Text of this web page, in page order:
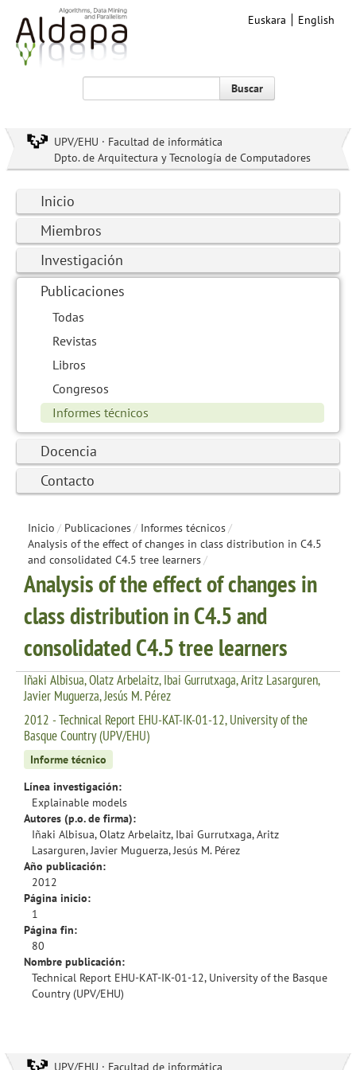
Euskara English
Buscar
UPV/EHU · Facultad de informática
Dpto. de Arquitectura y Tecnología de Computadores
Inicio
Miembros
Investigación
Publicaciones
Todas
Revistas
Libros
Congresos
Informes técnicos
Docencia
Contacto
Inicio / Publicaciones/ Informes técnicos/
Analysis of the effect of changes in class distribution in C4.5
and consolidated C4.5 tree learners/
Analysis of the effect of changes in
class distribution in C4.5 and
consolidated C4.5 tree learners
Iñaki Albisua, Olatz Arbelaitz, Ibai Gurrutxaga, Aritz Lasarguren,
Javier Muguerza, Jesús M. Pérez
2012 - Technical Report EHU-KAT-IK-01-12, University of the
Basque Country (UPV/EHU)
Informe técnico
Línea investigación:
Explainable models
Autores (p.o. de firma):
Iñaki Albisua, Olatz Arbelaitz, Ibai Gurrutxaga, Aritz
Lasarguren, Javier Muguerza, Jesús M. Pérez
Año publicación:
2012
Página inicio:
1
Página fin:
80
Nombre publicación:
Technical Report EHU-KAT-IK-01-12, University of the Basque
Country (UPV/EHU)
UPV/EHU · Facultad de informática